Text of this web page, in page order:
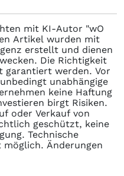
mit KI-Autor "wO
Artikel wurden mit
erstellt und dienen
Die Richtigkeit
garantiert werden. Vor
unabhängige
keine Haftung
birgt Risiken.
oder Verkauf von
geschützt, keine
Technische
Änderungen